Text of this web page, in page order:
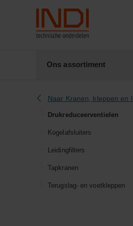
Ons assortiment
Naar Kranen, kleppen en
Drukreduceerventielen
Kogelafsluiters
Leidingfilters
Tapkranen
Terugslag- en voetkleppen